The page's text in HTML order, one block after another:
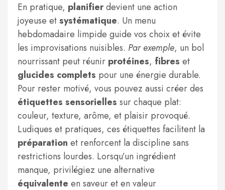
En pratique, planifierdevient une action
joyeuse etsystématique. Un menu
hebdomadaire limpide guide vos choix et évite
les improvisations nuisibles. Par exemple, un bol
nourrissant peut réunir protéines, fibres et
glucides complets pour une énergie durable.
Pour rester motivé, vous pouvez aussi créer des
étiquettes sensorielles sur chaque plat:
couleur, texture, arôme, et plaisir provoqué.
Ludiques et pratiques, ces étiquettes facilitent la
préparation et renforcent la discipline sans
restrictions lourdes. Lorsqu’un ingrédient
manque, privilégiez une alternative
équivalente en saveur et en valeur